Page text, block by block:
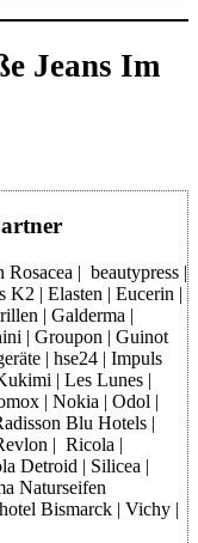
Jeans Im
| beautypress |
K2 | Elasten | Eucerin |
| Galderma |
| Groupon | Guinot
| hse24 | Impuls
| Les Lunes |
| Nokia | Odol |
Blu Hotels |
| Ricola |
Detroid | Silicea |
Naturseifen
Bismarck | Vichy |